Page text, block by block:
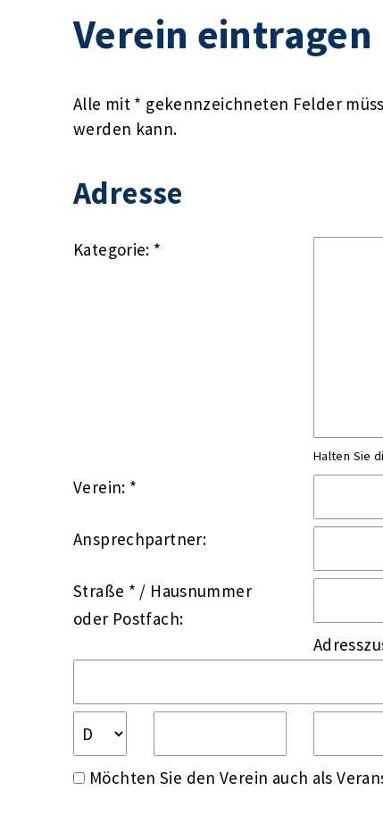
Verein eintragen
Alle mit * gekennzeichneten Felder
werden kann.
Adresse
Kategorie: *
Halten Sie
Verein: *
Ansprechpartner:
Straße * / Hausnummer
oder Postfach:
Möchten Sie den Verein auch als